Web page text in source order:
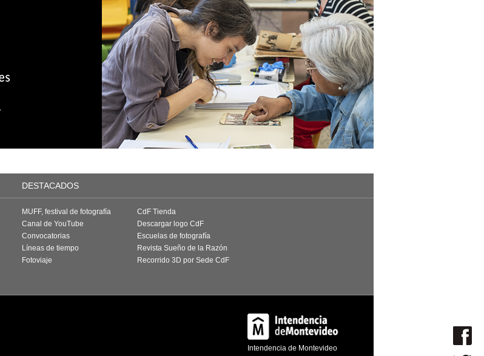
DESTACADOS
MUFF, festival de fotografía
Canal de YouTube
Convocatorias
Líneas de tiempo
Fotoviaje
CdF Tienda
Descargar logo CdF
Escuelas de fotografía
Revista Sueño de la Razón
Recorrido 3D por Sede CdF
Intendencia de Montevideo